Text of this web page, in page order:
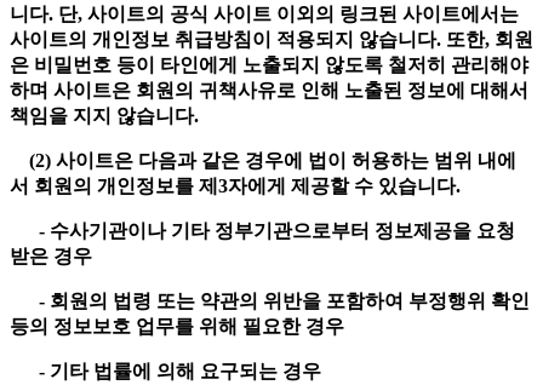
니다. 단, 사이트의 공식 사이트 이외의 링크된 사이트에서는
사이트의 개인정보 취급방침이 적용되지 않습니다. 또한, 회원
은 비밀번호 등이 타인에게 노출되지 않도록 철저히 관리해야
하며 사이트은 회원의 귀책사유로 인해 노출된 정보에 대해서
책임을 지지 않습니다.
(2) 사이트은 다음과 같은 경우에 법이 허용하는 범위 내에
서 회원의 개인정보를 제3자에게 제공할 수 있습니다.
- 수사기관이나 기타 정부기관으로부터 정보제공을 요청
받은 경우
- 회원의 법령 또는 약관의 위반을 포함하여 부정행위 확인
등의 정보보호 업무를 위해 필요한 경우
- 기타 법률에 의해 요구되는 경우